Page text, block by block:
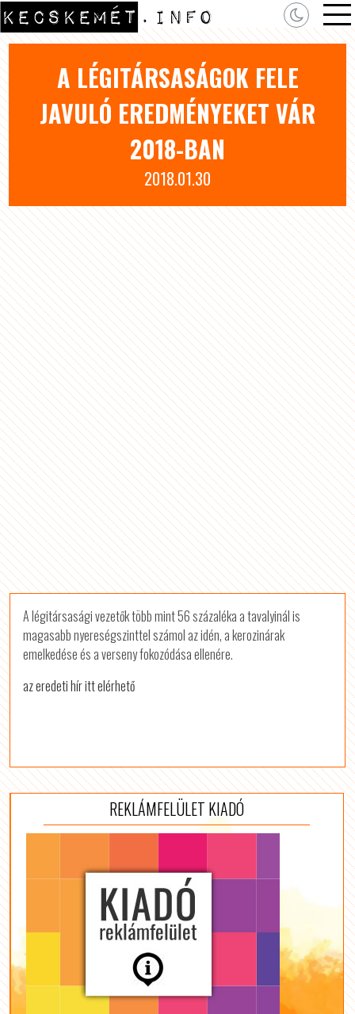
A LÉGITÁRSASÁGOK FELE
JAVULÓ EREDMÉNYEKET VÁR
2018-BAN
2018.01.30
A légitársasági vezetők több mint 56 százaléka a tavalyinál is
magasabb nyereségszinttel számol az idén, a kerozinárak
emelkedése és a verseny fokozódása ellenére.
az eredeti hír itt elérhető
REKLÁMFELÜLET KIADÓ